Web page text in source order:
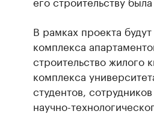
В рамках проекта
комплекса
строительство жилого
комплекса
студентов,
научно-